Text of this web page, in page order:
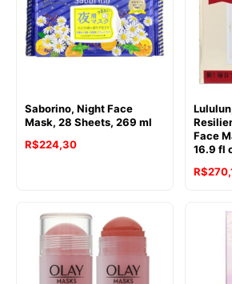
Saborino, Night Face
Mask, 28 Sheets, 269 ml
R$224,30
Face
16.9 fl
R$